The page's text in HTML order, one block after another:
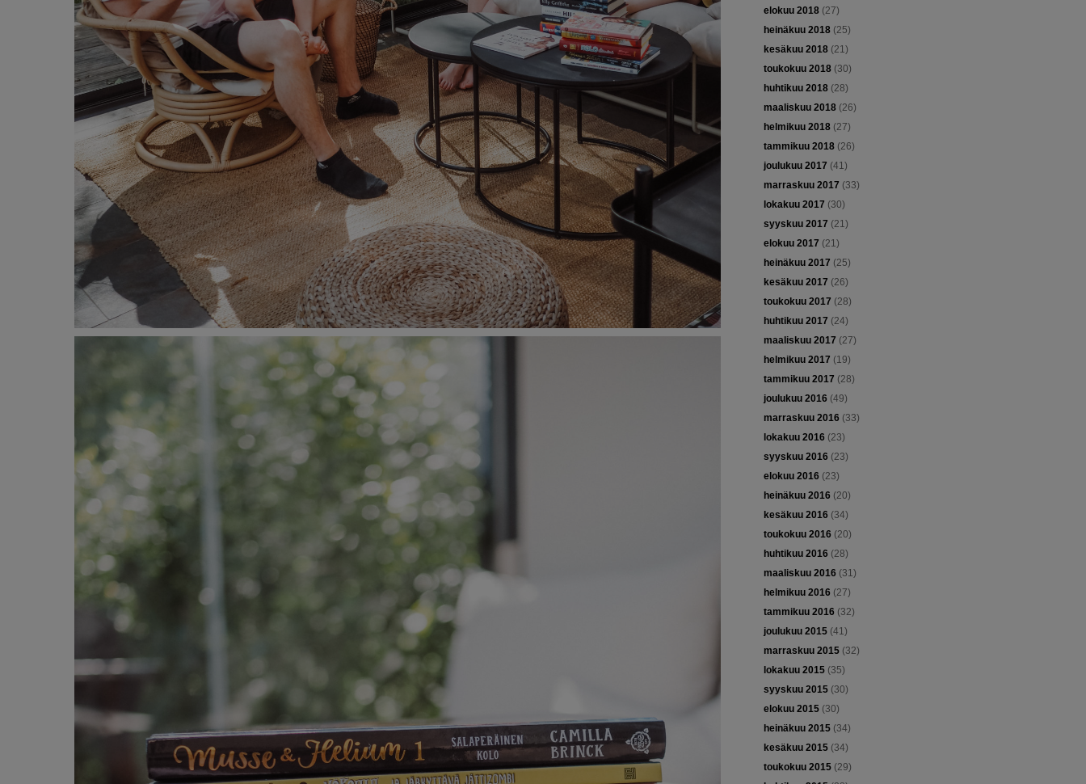
elokuu 2018(27)
heinäkuu 2018(25)
kesäkuu 2018(21)
toukokuu 2018(30)
huhtikuu 2018(28)
maaliskuu 2018(26)
helmikuu 2018(27)
tammikuu 2018(26)
joulukuu 2017 (41)
marraskuu 2017 (33)
lokakuu 2017 (30)
syyskuu 2017 (21)
elokuu 2017 (21)
heinäkuu 2017 (25)
kesäkuu 2017 (26)
toukokuu 2017 (28)
huhtikuu 2017 (24)
maaliskuu 2017 (27)
helmikuu 2017 (19)
tammikuu 2017 (28)
joulukuu 2016 (49)
marraskuu 2016 (33)
lokakuu 2016 (23)
syyskuu 2016 (23)
elokuu 2016 (23)
heinäkuu 2016 (20)
kesäkuu 2016 (34)
toukokuu 2016 (20)
huhtikuu 2016 (28)
maaliskuu 2016 (31)
helmikuu 2016 (27)
tammikuu 2016 (32)
joulukuu 2015(41)
marraskuu 2015(32)
lokakuu 2015(35)
syyskuu 2015(30)
elokuu 2015(30)
heinäkuu 2015(34)
kesäkuu 2015(34)
toukokuu 2015(29)